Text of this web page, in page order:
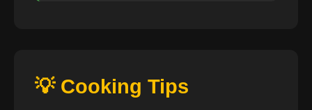
💡 Cooking Tips